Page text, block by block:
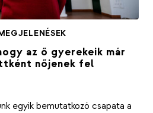
az ő gyerekeik már
nőjenek fel
egyik bemutatkozó csapata a